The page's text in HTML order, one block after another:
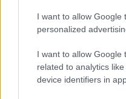
I want to allow Google
personalized
I want to allow Google
related to analytics
device identifiers in
Meccs Center
Paris Saint-
Manchester